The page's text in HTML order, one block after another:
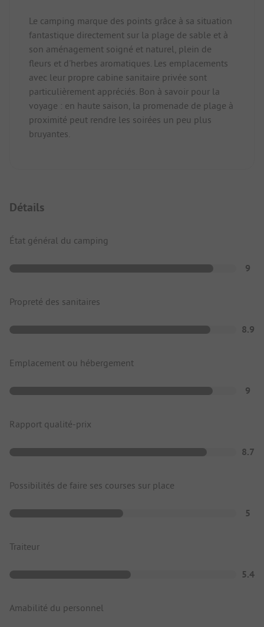
Le camping marque des points grâce à sa situation
fantastique directement sur la plage de sable et à
son aménagement soigné et naturel, plein de
fleurs et d'herbes aromatiques. Les emplacements
avec leur propre cabine sanitaire privée sont
particulièrement appréciés. Bon à savoir pour la
voyage : en haute saison, la promenade de plage à
proximité peut rendre les soirées un peu plus
bruyantes.
Détails
État général du camping
9
Propreté des sanitaires
8.9
Emplacement ou hébergement
9
Rapport qualité-prix
8.7
Possibilités de faire ses courses sur place
5
Traiteur
5.4
Amabilité du personnel